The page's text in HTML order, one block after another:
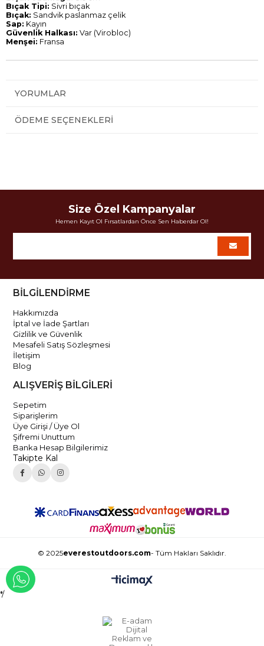
Bıçak Tipi: Sivri bıçak
Bıçak: Sandvik paslanmaz çelik
Sap: Kayın
Güvenlik Halkası: Var (Virobloc)
Menşei: Fransa
YORUMLAR
ÖDEME SEÇENEKLERI
Size Özel Kampanyalar
Hemen Kayıt Ol Fırsatlardan Önce Sen Haberdar Ol!
BİLGİLENDİRME
Hakkımızda
İptal ve İade Şartları
Gizlilik ve Güvenlik
Mesafeli Satış Sözleşmesi
İletişim
Blog
ALIŞVERİŞ BİLGİLERİ
Sepetim
Siparişlerim
Üye Girişi / Üye Ol
Şifremi Unuttum
Banka Hesap Bilgilerimiz
Takipte Kal
© 2025everestoutdoors.com- Tüm Hakları Saklıdır.
*/
WHATSAPP İLE İLETİŞİME GEÇ